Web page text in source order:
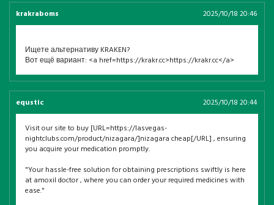
krakraboms 2025/10/18 20:46
Ищете альтернативу KRAKEN?
Вот ещё вариант: <a href=https://krakr.cc>https://krakr.cc</a>
equstic 2025/10/18 20:44
Visit our site to buy [URL=https://lasvegas-
nightclubs.com/product/nizagara/]nizagara cheap[/URL] , ensuring
you acquire your medication promptly.
"Your hassle-free solution for obtaining prescriptions swiftly is here
at amoxil doctor , where you can order your required medicines with
ease."